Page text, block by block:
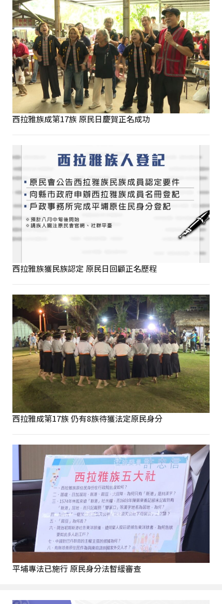
西拉雅族成第17族 原民日慶賀正名成功
西拉雅族獲民族認定 原民日回顧正名歷程
西拉雅成第17族 仍有8族待獲法定原民身分
平埔專法已施行 原民身分法暫緩審查